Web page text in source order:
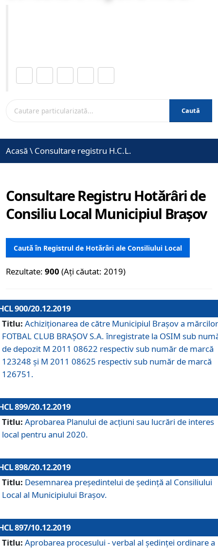
Caută
Acasă \ Consultare registru H.C.L.
Consultare Registru Hotărâri de
Consiliu Local Municipiul Brașov
Caută în Registrul de Hotărâri ale Consiliului Local
Rezultate: 900 (Ați căutat: 2019)
900/20.12.2019
Titlu: Achiziționarea de către Municipiul Brașov a mărcilor
FOTBAL CLUB BRAȘOV S.A. înregistrate la OSIM sub
de depozit M 2011 08622 respectiv sub număr de marcă
123248 și M 2011 08625 respectiv sub număr de marcă
126751.
899/20.12.2019
Titlu: Aprobarea Planului de acţiuni sau lucrări de interes
local pentru anul 2020.
898/20.12.2019
Titlu: Desemnarea preşedintelui de şedinţă al Consiliului
Local al Municipiului Braşov.
897/10.12.2019
Titlu: Aprobarea procesului - verbal al şedinţei ordinare a